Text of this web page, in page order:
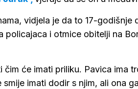
vidjela je da to 17-godišnje
i otmice obitelji na
čim će imati priliku. Pavica ima
imati dodir s njim, ali ona